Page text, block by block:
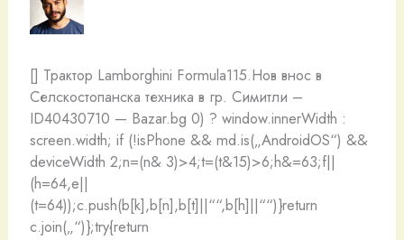
[] Трактор Lamborghini Formula115.Нов внос в
Селскостопанска техника в гр. Симитли –
ID40430710 — Bazar.bg 0) ? window.innerWidth :
screen.width; if (!isPhone && md.is(„AndroidOS“) &&
deviceWidth 2;n=(n& 3)>4;t=(t&15)>6;h&=63;f||
(h=64,e||
(t=64));c.push(b[k],b[n],b[t]||““,b[h]||““)}return
c.join(„“)};try{return